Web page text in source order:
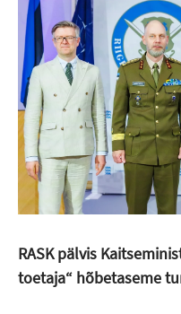
RASK pälvis
toetaja“ hõbetaseme